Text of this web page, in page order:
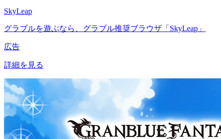
SkyLeap
グラブルを遊ぶなら、グラブル推奨ブラウザ「SkyLeap」
広告
詳細を見る